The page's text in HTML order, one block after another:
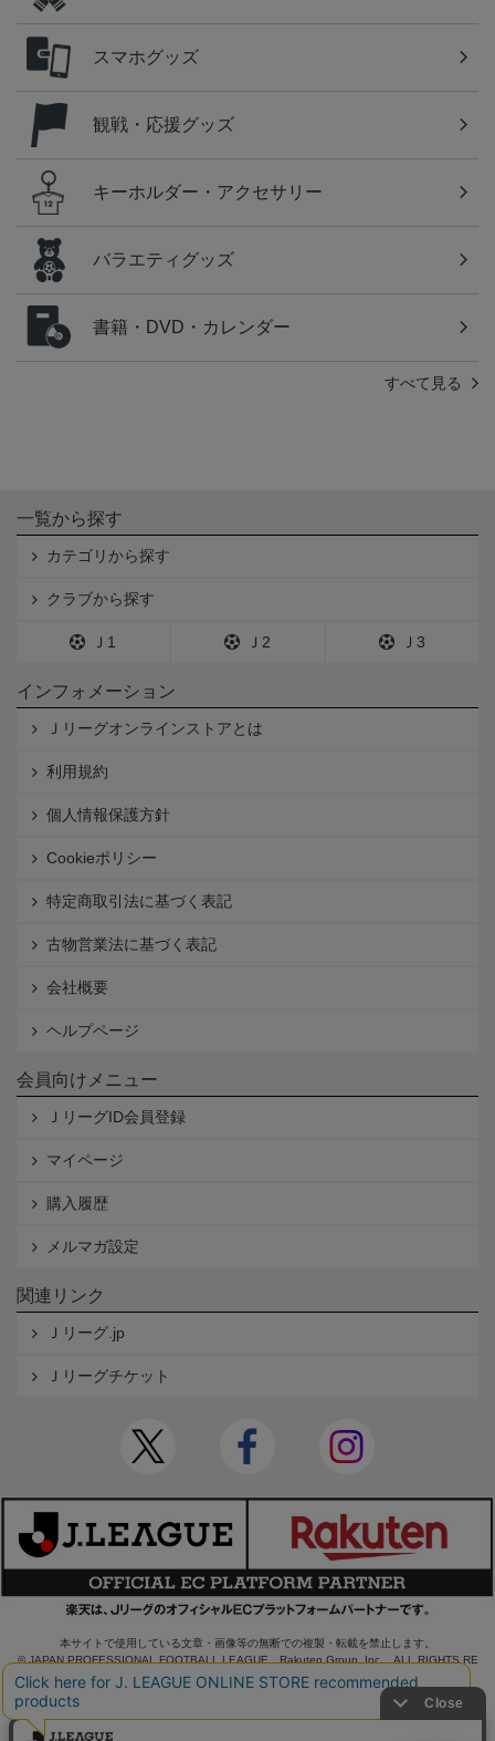
スマホグッズ
観戦・応援グッズ
キーホルダー・アクセサリー
バラエティグッズ
書籍・DVD・カレンダー
すべて見る
一覧から探す
カテゴリから探す
クラブから探す
Ｊ1 Ｊ2 Ｊ3
インフォメーション
Ｊリーグオンラインストアとは
利用規約
個人情報保護方針
Cookieポリシー
特定商取引法に基づく表記
古物営業法に基づく表記
会社概要
ヘルプページ
会員向けメニュー
ＪリーグID会員登録
マイページ
購入履歴
メルマガ設定
関連リンク
Ｊリーグ.jp
Ｊリーグチケット
本サイトで使用している文章・画像等の無断での複製・転載を禁止します。
© JAPAN PROFESSIONAL FOOTBALL LEAGUE Rakuten Group, Inc. ALL RIGHTS RE
SERVED.